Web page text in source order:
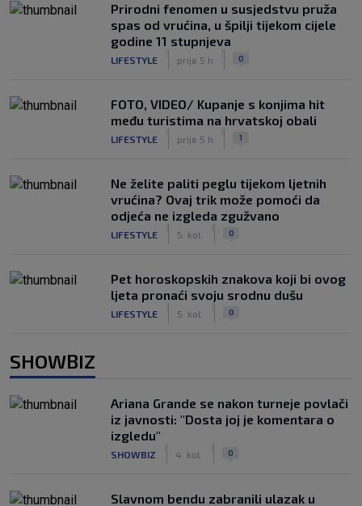
Prirodni fenomen u susjedstvu pruža
spas od vrućina, u špilji tijekom cijele
godine 11 stupnjeva
LIFESTYLE prije 5 h 0
FOTO, VIDEO/ Kupanje s konjima hit
među turistima na hrvatskoj obali
LIFESTYLE prije 5 h 1
Ne želite paliti peglu tijekom ljetnih
vrućina? Ovaj trik može pomoći da
odjeća ne izgleda zgužvano
LIFESTYLE 5. kol. 0
Pet horoskopskih znakova koji bi ovog
ljeta pronaći svoju srodnu dušu
LIFESTYLE 5. kol. 0
SHOWBIZ
Ariana Grande se nakon turneje povlači
iz javnosti: "Dosta joj je komentara o
izgledu"
SHOWBIZ 4. kol. 0
Slavnom bendu zabranili ulazak u